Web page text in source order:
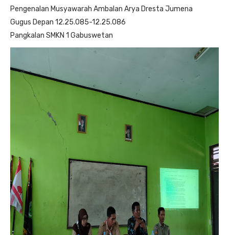
Pengenalan Musyawarah Ambalan Arya Dresta Jumena
Gugus Depan 12.25.085-12.25.086
Pangkalan SMKN 1 Gabuswetan